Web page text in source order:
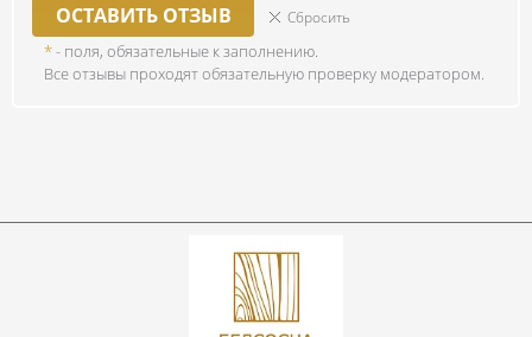
ОСТАВИТЬ ОТЗЫВ Сбросить
*- поля, обязательные к заполнению.
Все отзывы проходят обязательную проверку модератором.